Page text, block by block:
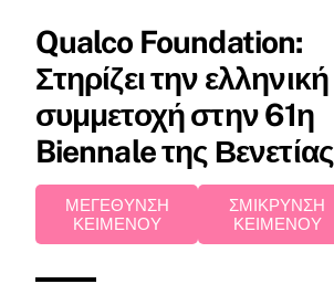
Qualco Foundation:
Στηρίζει την ελληνική
συμμετοχή στην 61η
Biennale της Βενετίας
ΜΕΓΕΘΥΝΣΗ
ΚΕΙΜΕΝΟΥ
ΣΜΙΚΡΥΝΣΗ
ΚΕΙΜΕΝΟΥ